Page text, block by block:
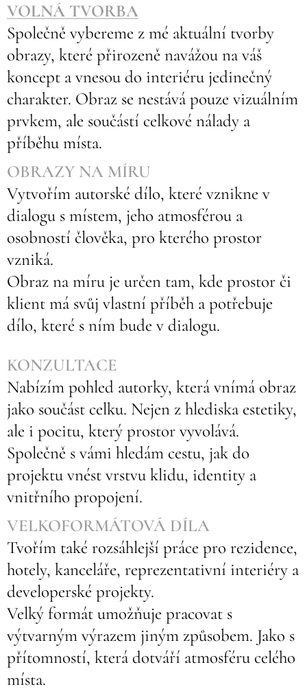
VOLNÁ TVORBA
Společně vybereme z mé aktuální tvorby
obrazy, které přirozeně navážou na váš
koncept a vnesou do interiéru jedinečný
charakter. Obraz se nestává pouze vizuálním
prvkem, ale součástí celkové nálady a
příběhu místa.
OBRAZY NA MÍRU
Vytvořím autorské dílo, které vznikne v
dialogu s místem, jeho atmosférou a
osobností člověka, pro kterého prostor
vzniká.
Obraz na míru je určen tam, kde prostor či
klient má svůj vlastní příběh a potřebuje
dílo, které s ním bude v dialogu.
KONZULTACE
Nabízím pohled autorky, která vnímá obraz
jako součást celku. Nejen z hlediska estetiky,
ale i pocitu, který prostor vyvolává.
Společně s vámi hledám cestu, jak do
projektu vnést vrstvu klidu, identity a
vnitřního propojení.
VELKOFORMÁTOVÁ DÍLA
Tvořím také rozsáhlejší práce pro rezidence,
hotely, kanceláře, reprezentativní interiéry a
developerské projekty.
Velký formát umožňuje pracovat s
výtvarným výrazem jiným způsobem. Jako s
přítomností, která dotváří atmosféru celého
místa.